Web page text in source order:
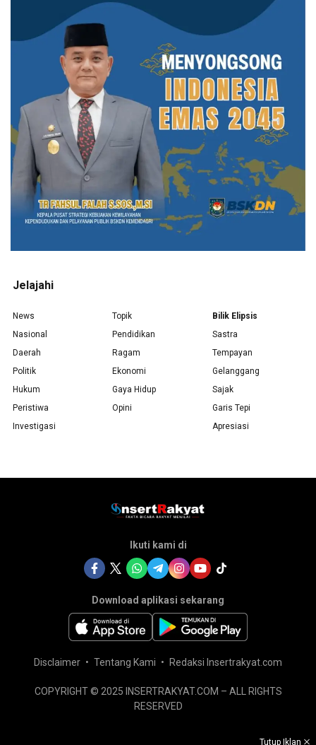
Jelajahi
News
Nasional
Daerah
Politik
Hukum
Peristiwa
Investigasi
Topik
Pendidikan
Ragam
Ekonomi
Gaya Hidup
Opini
Bilik Elipsis
Sastra
Tempayan
Gelanggang
Sajak
Garis Tepi
Apresiasi
Ikuti kami di
Download aplikasi sekarang
Disclaimer Tentang Kami Redaksi Insertrakyat.com
COPYRIGHT © 2025 INSERTRAKYAT.COM – ALL RIGHTS
RESERVED
Tutup Iklan